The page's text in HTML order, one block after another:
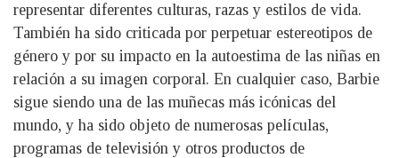
representar diferentes culturas, razas y estilos de vida.
También ha sido criticada por perpetuar estereotipos de
género y por su impacto en la autoestima de las niñas en
relación a su imagen corporal. En cualquier caso, Barbie
sigue siendo una de las muñecas más icónicas del
mundo, y ha sido objeto de numerosas películas,
programas de televisión y otros productos de